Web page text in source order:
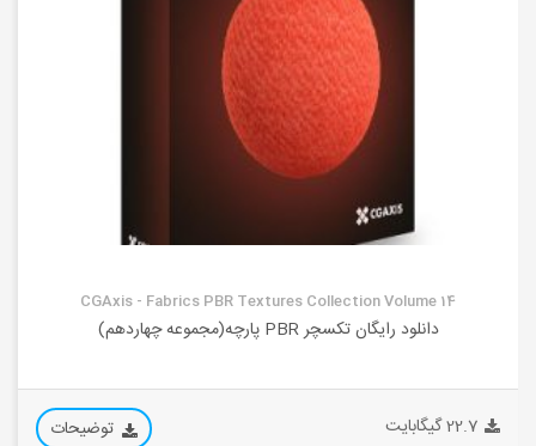
CGAxis - Fabrics PBR Textures Collection Volume 14
دانلود رایگان تکسچر PBR پارچه(مجموعه چهاردهم)
22.7 گیگابایت توضیحات